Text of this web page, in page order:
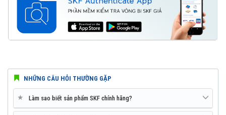
NHỮNG CÂU HỎI THƯỜNG GẶP
★ Làm sao biết sản phẩm SKF chính hãng?